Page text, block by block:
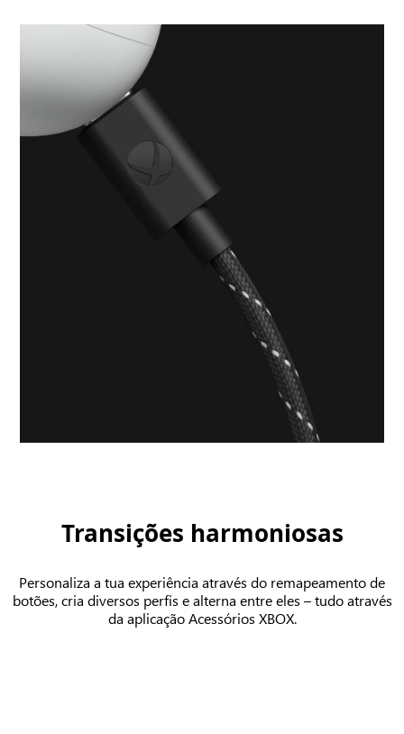
Transições harmoniosas
Personaliza a tua experiência através do remapeamento de
botões, cria diversos perfis e alterna entre eles – tudo através
da aplicação Acessórios XBOX.